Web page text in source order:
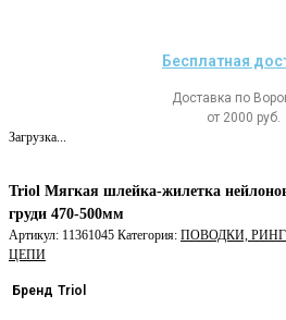
Бесплатная
Доставка по
от 2000 руб.
Загрузка...
Triol Мягкая шлейка-жилетка
груди 470-500мм
Артикул: 11361045 Категория: ПОВОДКИ,
ЦЕПИ
Бренд Triol